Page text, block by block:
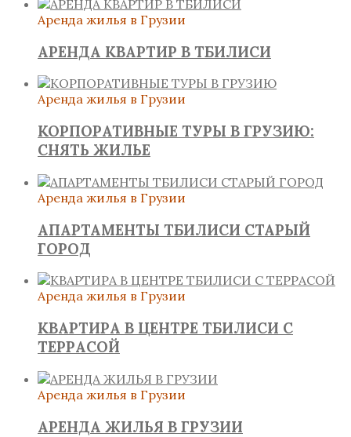
Аренда жилья в Грузии
АРЕНДА КВАРТИР В ТБИЛИСИ
Аренда жилья в Грузии
КОРПОРАТИВНЫЕ ТУРЫ В ГРУЗИЮ:
СНЯТЬ ЖИЛЬЕ
Аренда жилья в Грузии
АПАРТАМЕНТЫ ТБИЛИСИ СТАРЫЙ
ГОРОД
Аренда жилья в Грузии
КВАРТИРА В ЦЕНТРЕ ТБИЛИСИ С
ТЕРРАСОЙ
Аренда жилья в Грузии
АРЕНДА ЖИЛЬЯ В ГРУЗИИ